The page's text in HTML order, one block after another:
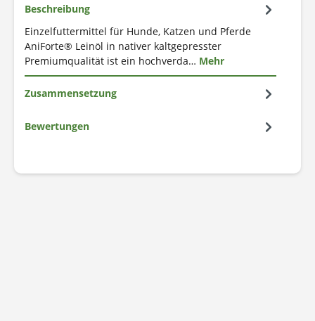
Beschreibung
Einzelfuttermittel für Hunde, Katzen und Pferde
AniForte® Leinöl in nativer kaltgepresster
Premiumqualität ist ein hochverda… Mehr
Zusammensetzung
Bewertungen